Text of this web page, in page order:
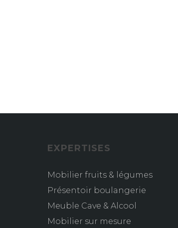
EXPERTISES
Mobilier fruits & légumes
Présentoir boulangerie
Meuble Cave & Alcool
Mobilier sur mesure